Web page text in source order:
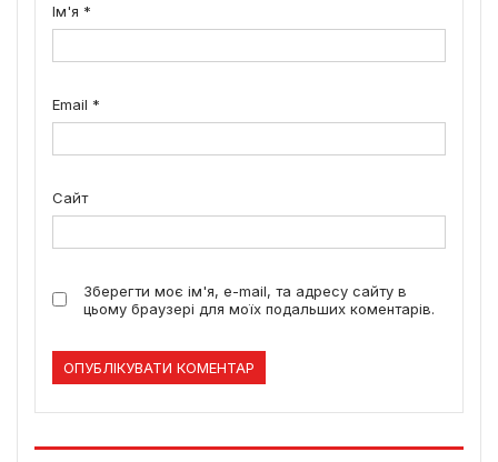
Ім'я *
Email *
Сайт
Зберегти моє ім'я, e-mail, та адресу сайту в
цьому браузері для моїх подальших коментарів.